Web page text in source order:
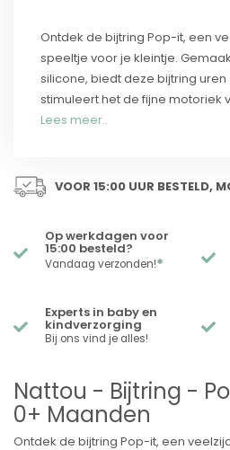
Ontdek de bijtring Pop-it, een
speeltje voor je kleintje.
silicone, biedt deze bijtring
stimuleert het de fijne motoriek
Lees meer..
VOOR 15:00 UUR BESTELD,
Op werkdagen voor
15:00 besteld?
Vandaag verzonden!*
Experts in baby en
kindverzorging
Bij ons vind je alles!
Nattou - Bijtring -
0+ Maanden
Ontdek de bijtring Pop-it, een